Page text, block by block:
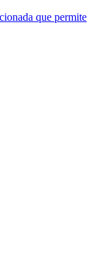
que permite